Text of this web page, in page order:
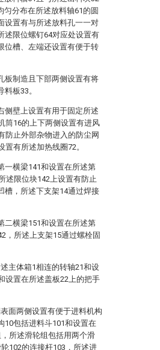
分布在所述放料轴61的圆
设置有与所述放料孔一一对
述限位螺钉64对应处设置有
位槽、左端还设置有便于转
板制造且下部两侧设置有将
板33。
侧壁上设置有用于固定所述
筒16的上下两侧设置有进风
防止外部杂物进入的防尘网
置有所述加热线圈72。
一横梁141和设置在所述第
述限位块142上设置有防止
槽，所述下支架14通过焊接
二横梁151和设置在所述第
，所述上支架15通过螺栓固
主体箱1相连的转轴21和设
设置在所述盖板22上的把手
面两侧设置有便于进料机构
10包括进料斗101和设置在
所述滑轮组包括用两个滑
102的连接杆103，所述进